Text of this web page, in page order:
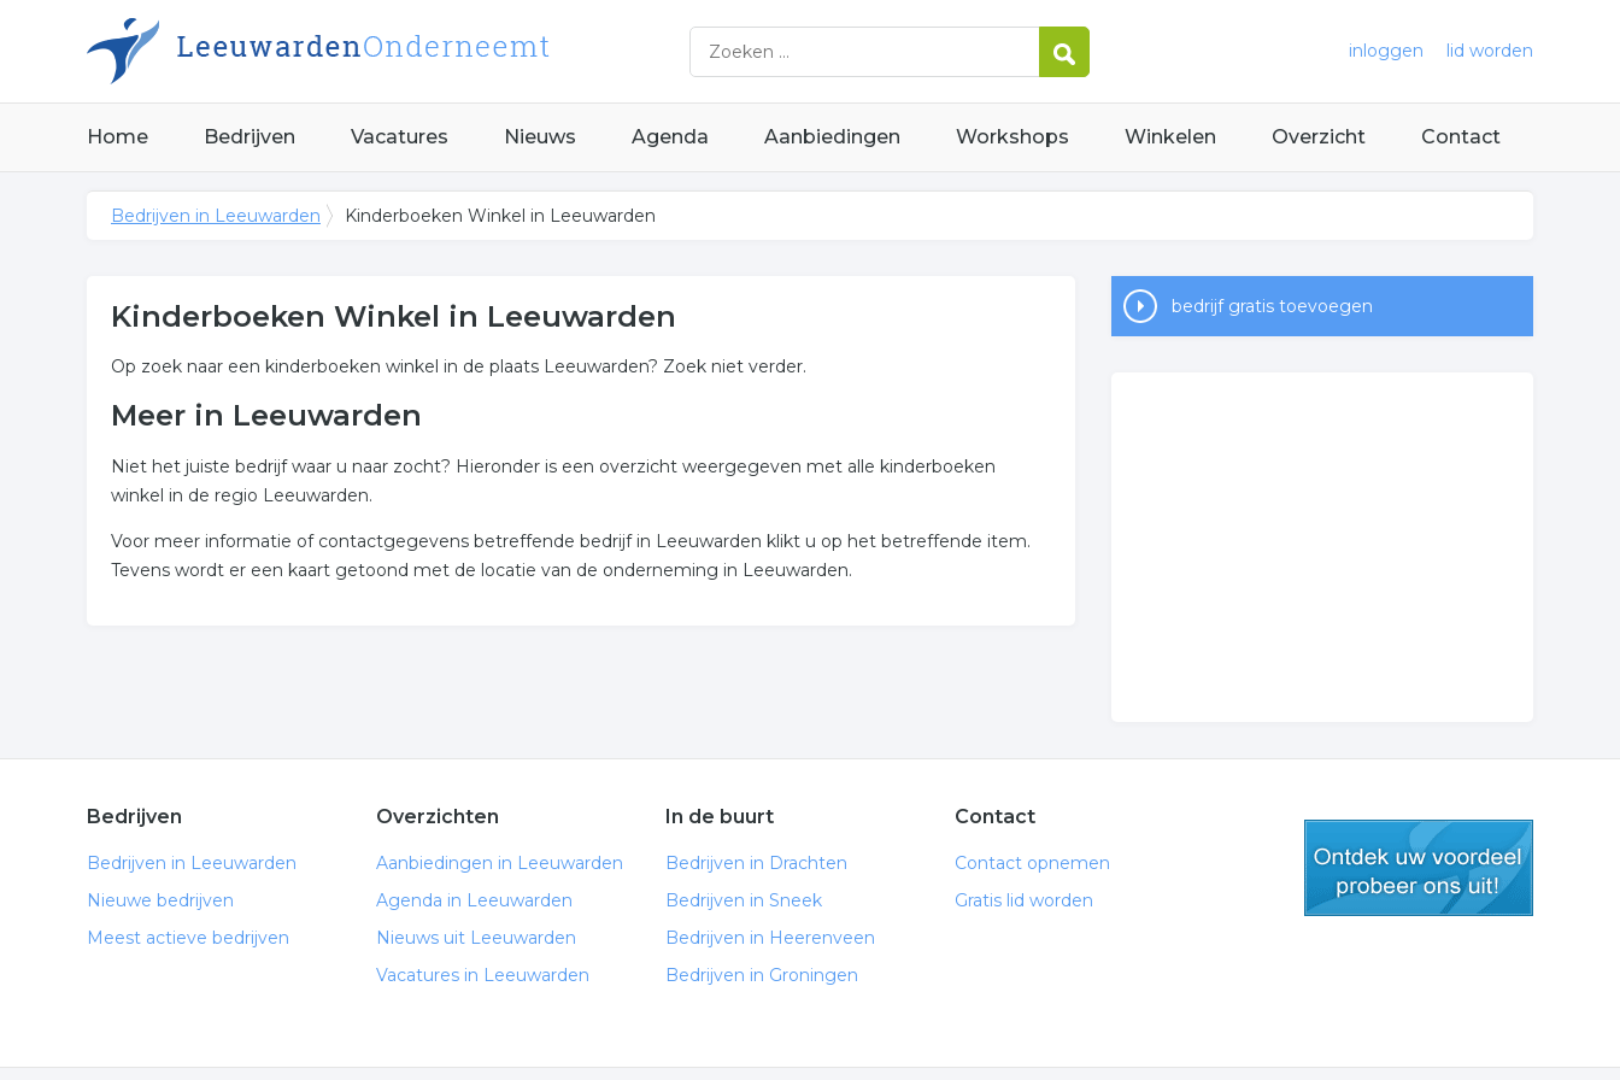
inloggen lid worden
Home Bedrijven Vacatures Nieuws Agenda Aanbiedingen Workshops Winkelen Overzicht Contact
Bedrijven in Leeuwarden Kinderboeken Winkel in Leeuwarden
Kinderboeken Winkel in Leeuwarden
Op zoek naar een kinderboeken winkel in de plaats Leeuwarden? Zoek niet verder.
Meer in Leeuwarden
Niet het juiste bedrijf waar u naar zocht? Hieronder is een overzicht weergegeven met alle kinderboeken
winkel in de regio Leeuwarden.
Voor meer informatie of contactgegevens betreffende bedrijf in Leeuwarden klikt u op het betreffende item.
Tevens wordt er een kaart getoond met de locatie van de onderneming in Leeuwarden.
bedrijf gratis toevoegen
Bedrijven
Bedrijven in Leeuwarden
Nieuwe bedrijven
Meest actieve bedrijven
Overzichten
Aanbiedingen in Leeuwarden
Agenda in Leeuwarden
Nieuws uit Leeuwarden
Vacatures in Leeuwarden
In de buurt
Bedrijven in Drachten
Bedrijven in Sneek
Bedrijven in Heerenveen
Bedrijven in Groningen
Contact
Contact opnemen
Gratis lid worden